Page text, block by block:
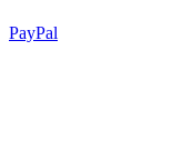
PayPal